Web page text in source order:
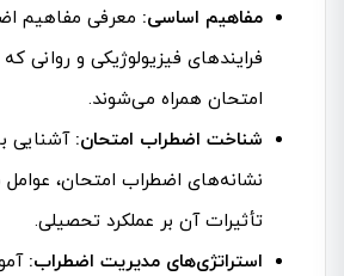
مفاهیم اساسی: معرفی مفاهیم
فرایندهای فیزیولوژیکی و روانی
امتحان همراه می‌شوند.
شناخت اضطراب امتحان: آشنایی
نشانه‌های اضطراب امتحان، عوامل
تأثیرات آن بر عملکرد تحصیلی.
استراتژی‌های مدیریت اضطراب: